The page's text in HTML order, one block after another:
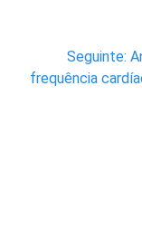
Seguinte:
frequência